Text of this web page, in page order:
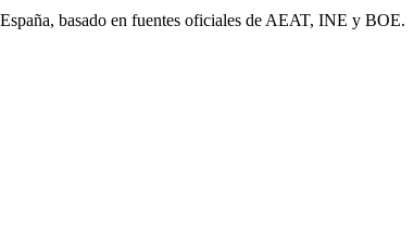
basado en fuentes oficiales de AEAT, INE y BOE.